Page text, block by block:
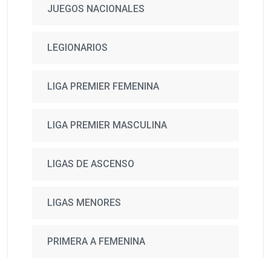
JUEGOS NACIONALES
LEGIONARIOS
LIGA PREMIER FEMENINA
LIGA PREMIER MASCULINA
LIGAS DE ASCENSO
LIGAS MENORES
PRIMERA A FEMENINA